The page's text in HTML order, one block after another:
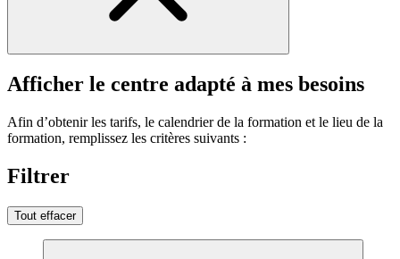
Afficher le centre adapté à mes besoins
Afin d’obtenir les tarifs, le calendrier de la formation et le lieu de la
formation, remplissez les critères suivants :
Filtrer
Tout effacer